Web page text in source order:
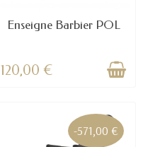
Enseigne Barbier POL
120,00 €
-571,00 €